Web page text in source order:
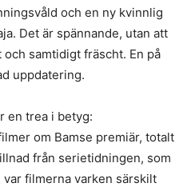
och en ny kvinnlig
Det är spännande, utan att
samtidigt fräscht. En på
uppdatering.
en trea i betyg:
om Bamse premiär, totalt
från serietidningen, som
filmerna varken särskilt